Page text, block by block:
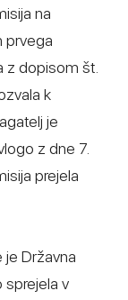
na
prvega
z dopisom št.
k
je
z dne 7.
prejela
Državna
sprejela v